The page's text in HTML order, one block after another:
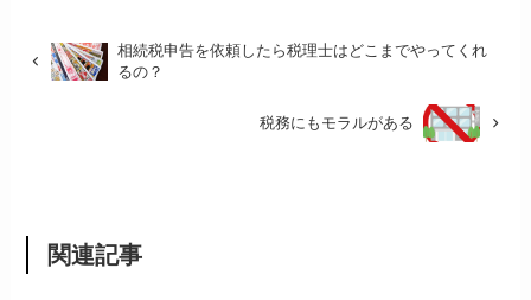
相続税申告を依頼したら税理士はどこまでやってくれ
るの？
税務にもモラルがある
関連記事